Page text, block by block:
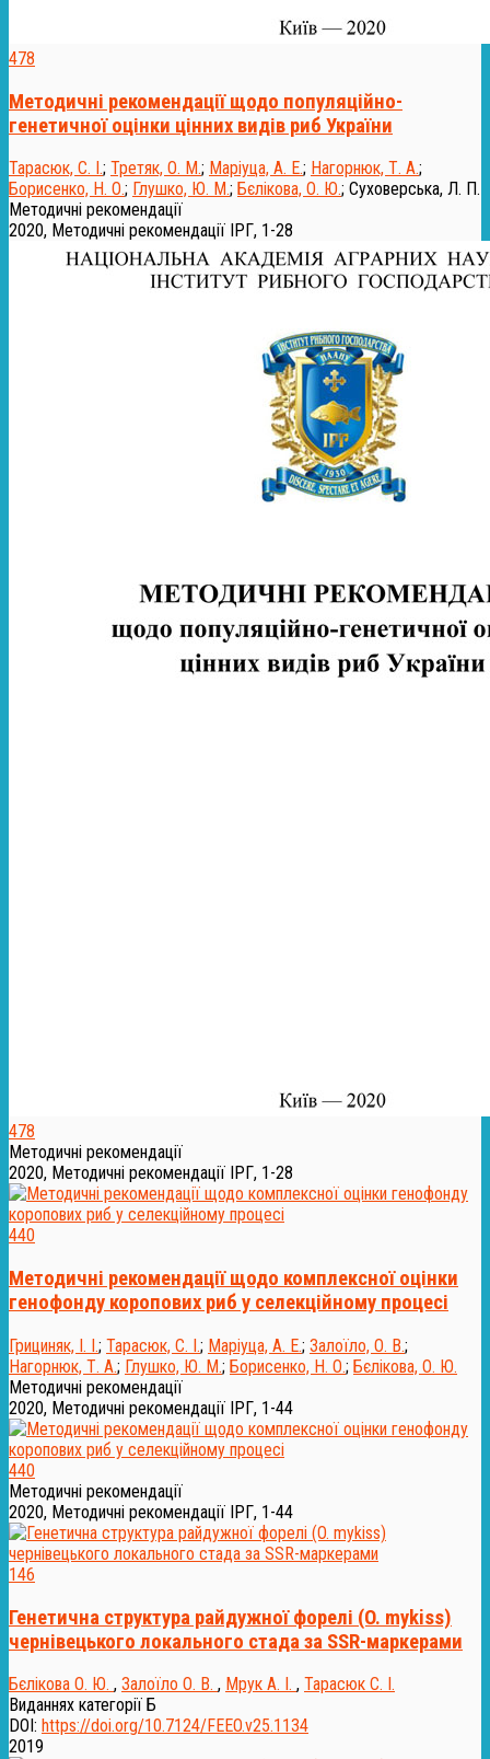
478
Методичні рекомендації щодо популяційно-
генетичної оцінки цінних видів риб України
Тарасюк, С. І.; Третяк, О. М.; Маріуца, А. Е.; Нагорнюк, Т. А.;
Борисенко, Н. О.; Глушко, Ю. М.; Бєлікова, О. Ю.; Суховерська, Л. П.
Методичні рекомендації
2020, Методичні рекомендації ІРГ, 1-28
478
Методичні рекомендації
2020, Методичні рекомендації ІРГ, 1-28
440
Методичні рекомендації щодо комплексної оцінки
генофонду коропових риб у селекційному процесі
Грициняк, І. І.; Тарасюк, С. І.; Маріуца, А. Е.; Залоїло, О. В.;
Нагорнюк, Т. А.; Глушко, Ю. М.; Борисенко, Н. О.; Бєлікова, О. Ю.
Методичні рекомендації
2020, Методичні рекомендації ІРГ, 1-44
440
Методичні рекомендації
2020, Методичні рекомендації ІРГ, 1-44
146
Генетична структура райдужної форелі (O. mykiss)
чернівецького локального стада за SSR-маркерами
Бєлікова О. Ю. , Залоїло О. В. , Мрук А. І. , Тарасюк С. І.
Виданнях категорії Б
DOI: https://doi.org/10.7124/FEEO.v25.1134
2019